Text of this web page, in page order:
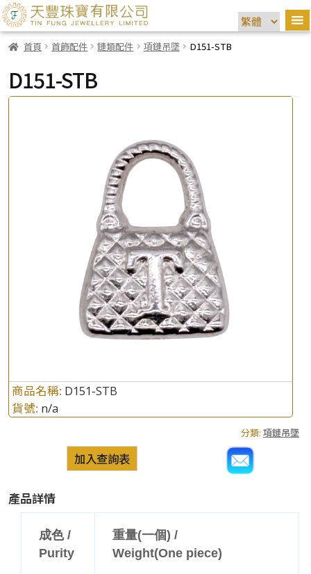
首頁 首飾配件 鏈類配件 項鏈吊墜 D151-STB
D151-STB
商品名稱: D151-STB
貨號: n/a
分類: 項鏈吊墜
加入查詢表
產品詳情
成色 /
Purity
重量(一個) /
Weight(One piece)